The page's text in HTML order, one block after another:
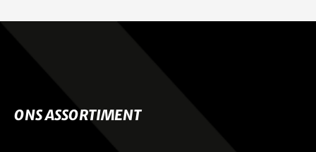
ONS ASSORTIMENT